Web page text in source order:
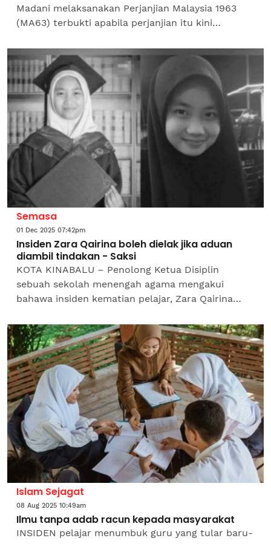
Madani melaksanakan Perjanjian Malaysia 1963
(MA63) terbukti apabila perjanjian itu kini
isu wilayah...
Semasa
01 Dec 2025 07:42pm
Insiden Zara Qairina boleh dielak jika aduan
diambil tindakan - Saksi
KOTA KINABALU – Penolong Ketua Disiplin
sebuah sekolah menengah agama mengakui
bahawa insiden kematian pelajar, Zara Qairina
sekiranya tindakan sewajarnya...
Islam Sejagat
08 Aug 2025 10:49am
Ilmu tanpa adab racun kepada masyarakat
INSIDEN pelajar menumbuk guru yang tular baru-